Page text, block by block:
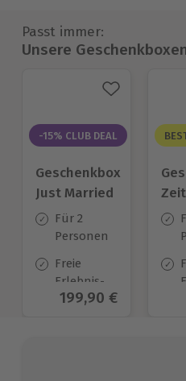
Passt immer:
Unsere
-15% CLUB DEAL
Geschenkbox
Just Married
Für 2
Personen
Freie
Erlebnis-
Auswahl
Aktueller Preis
199,90 €